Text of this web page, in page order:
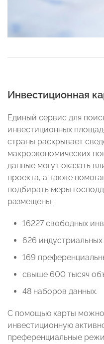
Инвестиционная
Единый сервис для
инвестиционных
страны раскрывает
макроэкономических
данные могут оказать
проекта, а также
подбирать меры
размещены:
16227 свободных
626
169
свыше 600 тысяч
48 наборов данных.
С помощью карты можно
инвестиционную
преференциальные